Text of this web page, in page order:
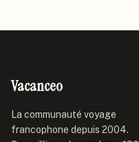
Vacanceo
La communauté voyage
francophone depuis 2004.